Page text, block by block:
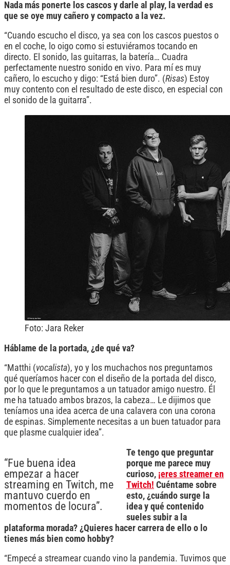
Nada más ponerte los cascos y darle al play, la verdad es
que se oye muy cañero y compacto a la vez.
“Cuando escucho el disco, ya sea con los cascos puestos o
en el coche, lo oigo como si estuviéramos tocando en
directo. El sonido, las guitarras, la batería… Cuadra
perfectamente nuestro sonido en vivo. Para mí es muy
cañero, lo escucho y digo: “Está bien duro”. (Risas) Estoy
muy contento con el resultado de este disco, en especial con
el sonido de la guitarra”.
Foto: Jara Reker
Háblame de la portada, ¿de qué va?
“Matthi (vocalista), yo y los muchachos nos preguntamos
qué queríamos hacer con el diseño de la portada del disco,
por lo que le preguntamos a un tatuador amigo nuestro. Él
me ha tatuado ambos brazos, la cabeza… Le dijimos que
teníamos una idea acerca de una calavera con una corona
de espinas. Simplemente necesitas a un buen tatuador para
que plasme cualquier idea”.
“Fue buena idea
empezar a hacer
streaming en Twitch, me
mantuvo cuerdo en
momentos de locura”.
Te tengo que preguntar
porque me parece muy
curioso, ¡eres streamer en
Twitch! Cuéntame sobre
esto, ¿cuándo surge la
idea y qué contenido
sueles subir a la
plataforma morada? ¿Quieres hacer carrera de ello o lo
tienes más bien como hobby?
“Empecé a streamear cuando vino la pandemia. Tuvimos que